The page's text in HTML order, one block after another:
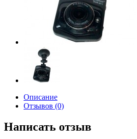
Описание
Отзывов (0)
Написать отзыв